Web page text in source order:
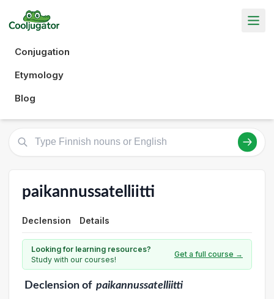
Conjugation
Etymology
Blog
paikannussatelliitti
Declension Details
Looking for learning resources?
Study with our courses!
Get a full course →
Declensionof paikannussatelliitti